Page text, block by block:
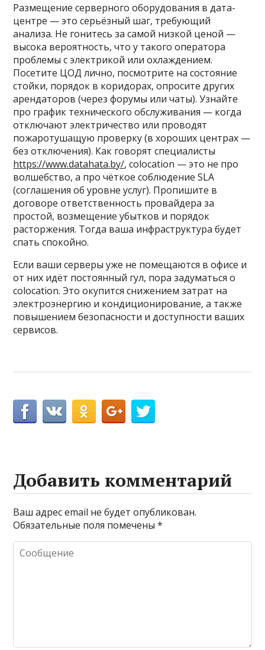
Размещение серверного оборудования в дата-
центре — это серьёзный шаг, требующий
анализа. Не гонитесь за самой низкой ценой —
высока вероятность, что у такого оператора
проблемы с электрикой или охлаждением.
Посетите ЦОД лично, посмотрите на состояние
стойки, порядок в коридорах, опросите других
арендаторов (через форумы или чаты). Узнайте
про график технического обслуживания — когда
отключают электричество или проводят
пожаротушащую проверку (в хороших центрах —
без отключения). Как говорят специалисты
https://www.datahata.by/, colocation — это не про
волшебство, а про чёткое соблюдение SLA
(соглашения об уровне услуг). Пропишите в
договоре ответственность провайдера за
простой, возмещение убытков и порядок
расторжения. Тогда ваша инфраструктура будет
спать спокойно.
Если ваши серверы уже не помещаются в офисе и
от них идёт постоянный гул, пора задуматься о
colocation. Это окупится снижением затрат на
электроэнергию и кондиционирование, а также
повышением безопасности и доступности ваших
сервисов.
Добавить комментарий
Ваш адрес email не будет опубликован.
Обязательные поля помечены*